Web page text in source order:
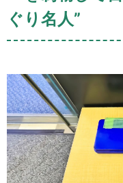
ぐり名人”